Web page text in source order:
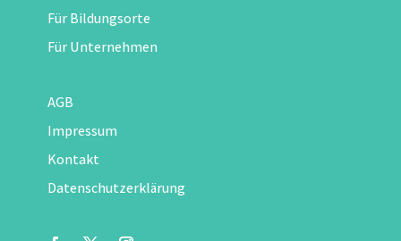
Für Bildungsorte
Für Unternehmen
AGB
Impressum
Kontakt
Datenschutzerklärung